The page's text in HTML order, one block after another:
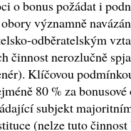
o bonus požádat i
významně
odběratelským
činnost nerozlučně
Klíčovou
80 % za
subjekt
(nelze tuto